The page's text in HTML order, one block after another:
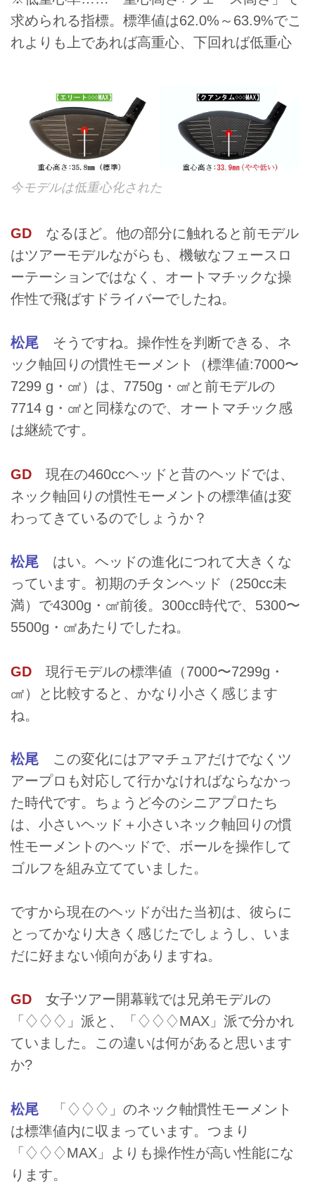
求められる指標。標準値は62.0%～63.9%でこ
れよりも上であれば高重心、下回れば低重心
今モデルは低重心化された
GD なるほど。他の部分に触れると前モデル
はツアーモデルながらも、機敏なフェースロ
ーテーションではなく、オートマチックな操
作性で飛ばすドライバーでしたね。
松尾 そうですね。操作性を判断できる、ネ
ック軸回りの慣性モーメント（標準値:7000〜
7299 g・㎠）は、7750g・㎠と前モデルの
7714 g・㎠と同様なので、オートマチック感
は継続です。
GD 現在の460ccヘッドと昔のヘッドでは、
ネック軸回りの慣性モーメントの標準値は変
わってきているのでしょうか？
松尾 はい。ヘッドの進化につれて大きくな
っています。初期のチタンヘッド（250cc未
満）で4300g・㎠前後。300cc時代で、5300〜
5500g・㎠あたりでしたね。
GD 現行モデルの標準値（7000〜7299g・
㎠）と比較すると、かなり小さく感じます
ね。
松尾 この変化にはアマチュアだけでなくツ
アープロも対応して行かなければならなかっ
た時代です。ちょうど今のシニアプロたち
は、小さいヘッド＋小さいネック軸回りの慣
性モーメントのヘッドで、ボールを操作して
ゴルフを組み立てていました。
ですから現在のヘッドが出た当初は、彼らに
とってかなり大きく感じたでしょうし、いま
だに好まない傾向がありますね。
GD 女子ツアー開幕戦では兄弟モデルの
「♢♢♢」派と、「♢♢♢MAX」派で分かれ
ていました。この違いは何があると思います
か?
松尾 「♢♢♢」のネック軸慣性モーメント
は標準値内に収まっています。つまり
「♢♢♢MAX」よりも操作性が高い性能にな
ります。